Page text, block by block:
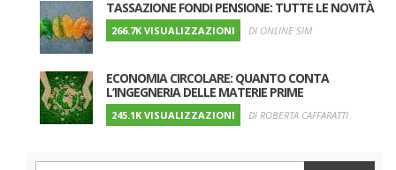
TASSAZIONE FONDI PENSIONE: TUTTE LE NOVITÀ
266.7K VISUALIZZAZIONI DI ONLINE SIM
ECONOMIA CIRCOLARE: QUANTO CONTA
L’INGEGNERIA DELLE MATERIE PRIME
245.1K VISUALIZZAZIONI DI ROBERTA CAFFARATTI